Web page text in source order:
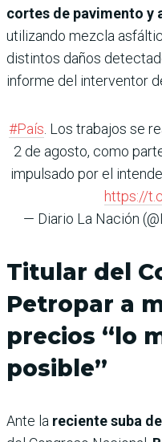
cortes de pavimento y
utilizando mezcla
distintos daños
informe del interventor
#País . Los trabajos se
2 de agosto, como
impulsado por el
https://
— Diario La Nación
Titular del
Petropar a
precios “lo
posible”
Ante la reciente suba